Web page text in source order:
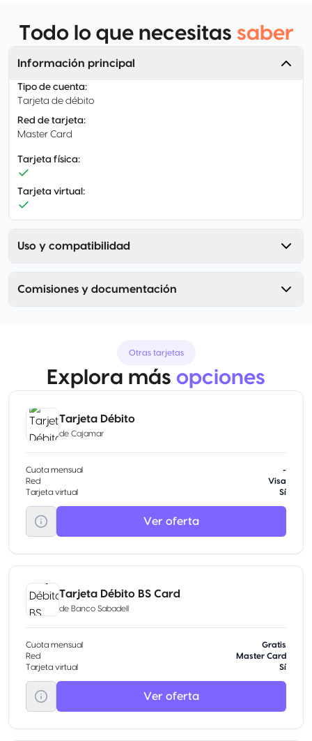
Todo lo que necesitas saber
Información principal
Tipo de cuenta:
Tarjeta de débito
Red de tarjeta:
Master Card
Tarjeta física:
Tarjeta virtual :
Uso y compatibilidad
Comisiones y documentación
Otras tarjetas
Explora más opciones
Tarjeta Débito
de Cajamar
Cuota mensual
-
Red
Visa
Tarjeta virtual
Sí
Ver oferta
Tarjeta Débito BS Card
de Banco Sabadell
Cuota mensual
Gratis
Red
Master Card
Tarjeta virtual
Sí
Ver oferta